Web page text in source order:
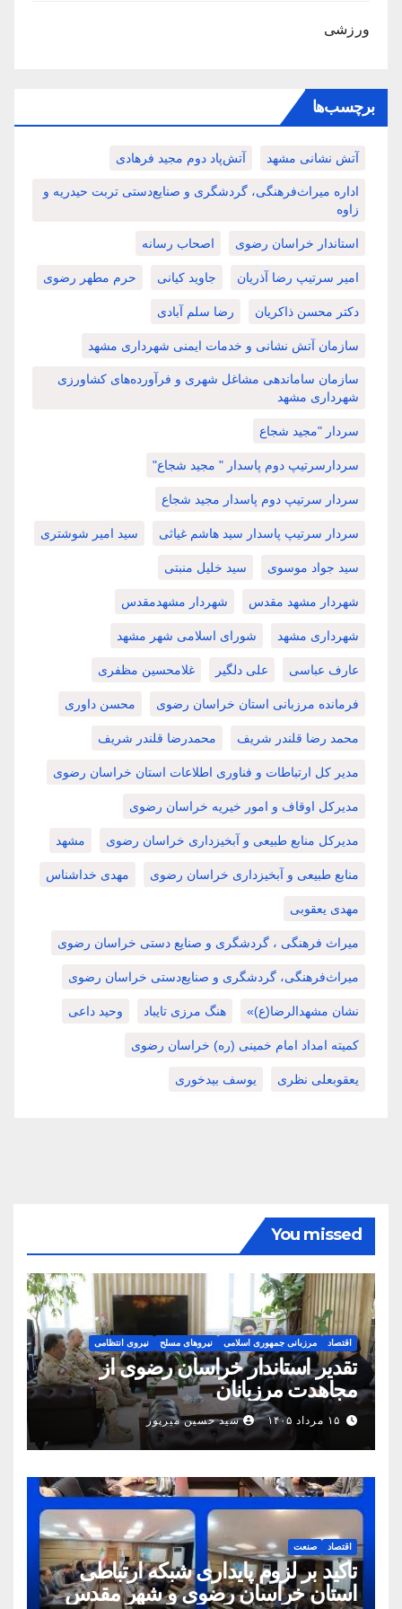
ورزشی
برچسب‌ها
آتش نشانی مشهد آتش‌پاد دوم مجید فرهادی
اداره میراث‌فرهنگی، گردشگری و صنایع‌دستی تربت حیدریه و
زاوه
استاندار خراسان رضوی اصحاب رسانه
امیر سرتیپ رضا آذریان جاوید کیانی حرم مطهر رضوی
دکتر محسن ذاکریان رضا سلم آبادی
سازمان آتش نشانی و خدمات ایمنی شهرداری مشهد
سازمان ساماندهی مشاغل شهری و فرآورده‌های کشاورزی
شهرداری مشهد
سردار "مجید شجاع
سردارسرتیپ دوم پاسدار " مجید شجاع"
سردار سرتیپ دوم پاسدار مجید شجاع
سردار سرتیپ پاسدار سید هاشم غیاثی سید امیر شوشتری
سید جواد موسوی سید خلیل منبتی
شهردار مشهد مقدس شهردار مشهدمقدس
شهرداری مشهد شورای اسلامی شهر مشهد
عارف عباسی علی دلگیر غلامحسین مظفری
فرمانده مرزبانی استان خراسان رضوی محسن داوری
محمد رضا قلندر شریف محمدرضا قلندر شریف
مدیر کل ارتباطات و فناوری اطلاعات استان خراسان رضوی
مدیرکل اوقاف و امور خیریه خراسان رضوی
مدیرکل منابع طبیعی و آبخیزداری خراسان رضوی مشهد
منابع طبیعی و آبخیزداری خراسان رضوی مهدی خداشناس
مهدی یعقوبی
میراث فرهنگی ، گردشگری و صنایع دستی خراسان رضوی
میراث‌فرهنگی، گردشگری و صنایع‌دستی خراسان رضوی
نشان مشهدالرضا(ع)» هنگ مرزی تایباد وحید داعی
کمیته امداد امام خمینی (ره) خراسان رضوی
یعقوبعلی نظری یوسف بیدخوری
You missed
اقتصاد مرزبانی جمهوری اسلامی نیروهای مسلح نیروی انتظامی
تقدیر استاندار خراسان رضوی از
مجاهدت مرزبانان
۱۵ مرداد ۱۴۰۵ سید حسین میرپور
اقتصاد صنعت
تأکید بر لزوم پایداری شبکه ارتباطی
استان خراسان رضوی و شهر مقدس